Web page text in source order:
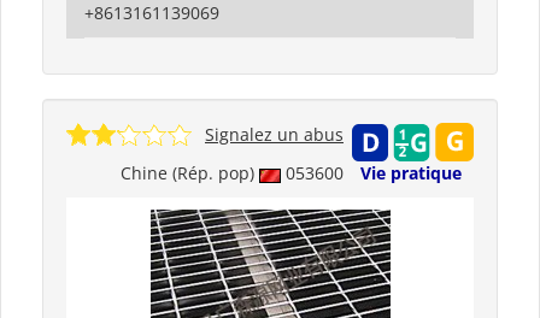
+8613161139069
Chine (Rép. pop) 053600 Vie pratique
Signalez un abus